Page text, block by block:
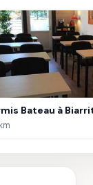
Bateau à